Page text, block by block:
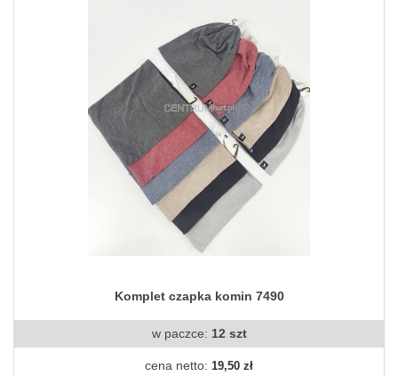
Komplet czapka komin 7490
w paczce: 12 szt
cena netto: 19,50 zł